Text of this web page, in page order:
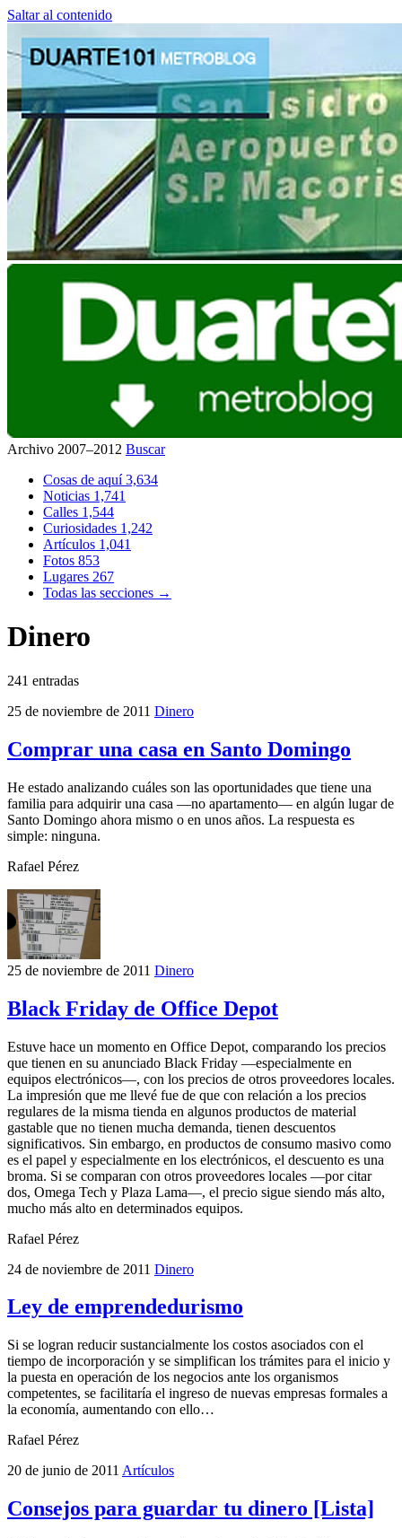
Saltar al contenido
Archivo 2007–2012 Buscar
Cosas de aquí3,634
Noticias 1,741
Calles 1,544
Curiosidades 1,242
Artículos 1,041
Fotos 853
Lugares 267
Todas las secciones →
Dinero
241 entradas
25 de noviembre de 2011 Dinero
Comprar una casa en Santo Domingo
He estado analizando cuáles son las oportunidades que tiene una
familia para adquirir una casa —no apartamento— en algún lugar de
Santo Domingo ahora mismo o en unos años. La respuesta es
simple: ninguna.
Rafael Pérez
25 de noviembre de 2011 Dinero
Black Friday de Office Depot
Estuve hace un momento en Office Depot, comparando los precios
que tienen en su anunciado Black Friday —especialmente en
equipos electrónicos—, con los precios de otros proveedores locales.
La impresión que me llevé fue de que con relación a los precios
regulares de la misma tienda en algunos productos de material
gastable que no tienen mucha demanda, tienen descuentos
significativos. Sin embargo, en productos de consumo masivo como
es el papel y especialmente en los electrónicos, el descuento es una
broma. Si se comparan con otros proveedores locales —por citar
dos, Omega Tech y Plaza Lama—, el precio sigue siendo más alto,
mucho más alto en determinados equipos.
Rafael Pérez
24 de noviembre de 2011 Dinero
Ley de emprendedurismo
Si se logran reducir sustancialmente los costos asociados con el
tiempo de incorporación y se simplifican los trámites para el inicio y
la puesta en operación de los negocios ante los organismos
competentes, se facilitaría el ingreso de nuevas empresas formales a
la economía, aumentando con ello…
Rafael Pérez
20 de junio de 2011 Artículos
Consejos para guardar tu dinero [Lista]